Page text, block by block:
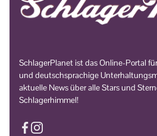
SchlagerPlanet ist das Online-Portal
und deutschsprachige
aktuelle News über alle Stars und
Schlagerhimmel!